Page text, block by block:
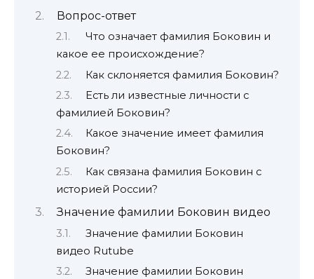
Вопрос-ответ
Что означает фамилия Боковин и
какое ее происхождение?
Как склоняется фамилия Боковин?
Есть ли известные личности с
фамилией Боковин?
Какое значение имеет фамилия
Боковин?
Как связана фамилия Боковин с
историей России?
Значение фамилии Боковин видео
Значение фамилии Боковин
видео Rutube
Значение фамилии Боковин